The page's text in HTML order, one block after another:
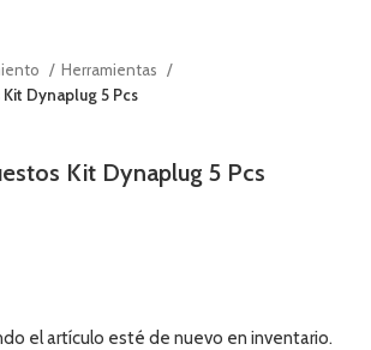
Herramientas
Dynaplug 5 Pcs
Kit Dynaplug 5 Pcs
el artículo esté de nuevo en inventario.